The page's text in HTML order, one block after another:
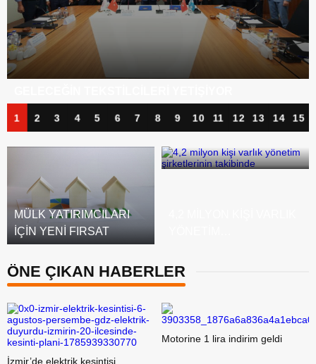
BANKA KÂRLARI ZIRVEDE, KREDI BORÇLARI
1 2 3 4 5 6 7 8 9 10 11 12 13 14 15
MÜLK YATIRIMCILARI
IÇIN YENI FIRSAT
TAKIBINDE
ÖNE ÇIKAN HABERLER
Motorine 1 lira indirim geldi